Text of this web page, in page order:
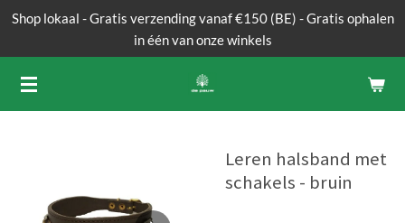
Ga
naar
de
Shop lokaal - Gratis verzending vanaf €150 (BE) - Gratis ophalen
in één van onze winkels
Leren halsband met
schakels - bruin